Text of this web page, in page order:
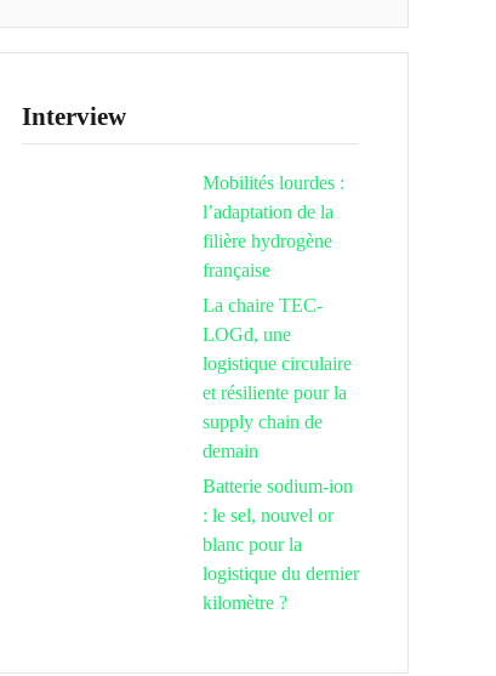
Interview
Mobilités lourdes :
l’adaptation de la
filière hydrogène
française
La chaire TEC-
LOGd, une
logistique circulaire
et résiliente pour la
supply chain de
demain
Batterie sodium-ion
: le sel, nouvel or
blanc pour la
logistique du dernier
kilomètre ?